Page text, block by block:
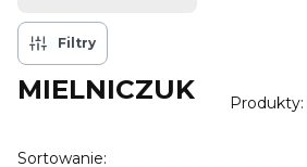
Filtry
MIELNICZUK Produkty:
Lista produktów
Sortowanie: